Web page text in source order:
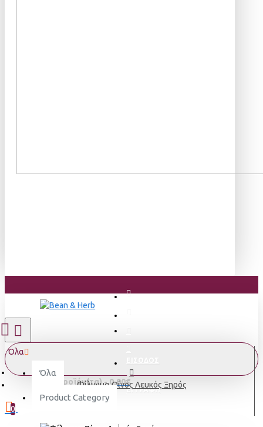
ΕΓΓΡΑΦΗ
Όλα
Όλα
Product Category
0 προϊόν(τα) - 0,00€
0
Φίλιωμα Οίνος Λευκός Ξηρός